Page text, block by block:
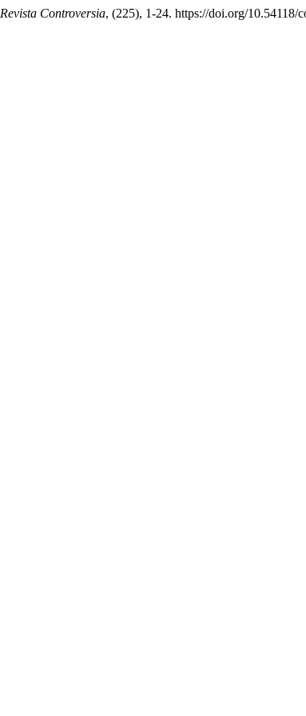
Revista Controversia, (225), 1-24. https://doi.org/10.54118/